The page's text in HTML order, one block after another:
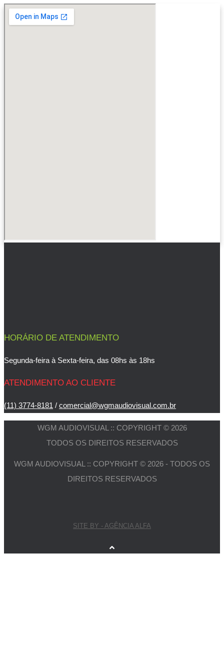
HORÁRIO DE ATENDIMENTO
Segunda-feira à Sexta-feira, das 08hs às 18hs
ATENDIMENTO AO CLIENTE
(11) 3774-8181 / comercial@wgmaudiovisual.com.br
WGM AUDIOVISUAL :: COPYRIGHT © 2026
TODOS OS DIREITOS RESERVADOS
WGM AUDIOVISUAL :: COPYRIGHT © 2026 - TODOS OS
DIREITOS RESERVADOS
SITE BY - AGÊNCIA ALFA